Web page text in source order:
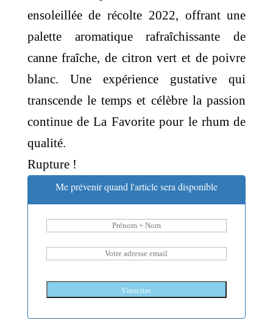
ensoleillée de récolte 2022, offrant une
palette aromatique rafraîchissante de
canne fraîche, de citron vert et de poivre
blanc. Une expérience gustative qui
transcende le temps et célèbre la passion
continue de La Favorite pour le rhum de
qualité.
Rupture !
Me prévenir quand l'article sera disponible
S'inscrire